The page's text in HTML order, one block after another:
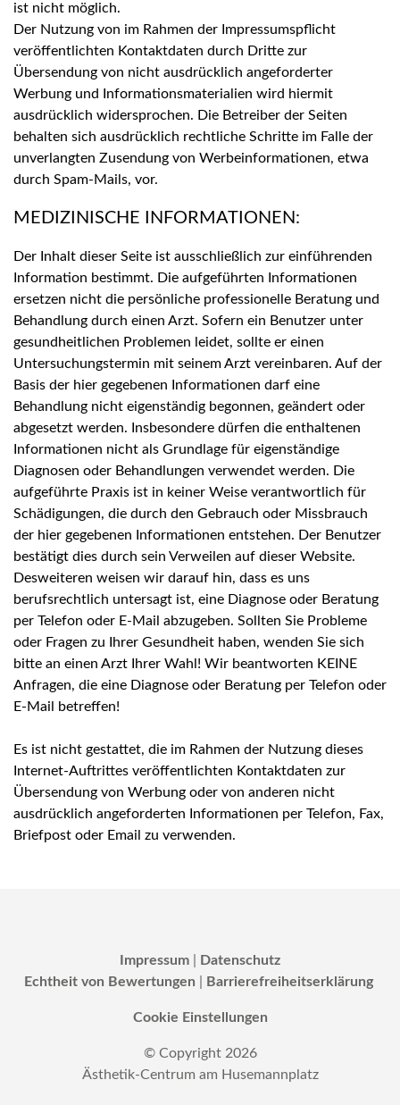
ist nicht möglich.
Der Nutzung von im Rahmen der Impressumspflicht
veröffentlichten Kontaktdaten durch Dritte zur
Übersendung von nicht ausdrücklich angeforderter
Werbung und Informationsmaterialien wird hiermit
ausdrücklich widersprochen. Die Betreiber der Seiten
behalten sich ausdrücklich rechtliche Schritte im Falle der
unverlangten Zusendung von Werbeinformationen, etwa
durch Spam-Mails, vor.
MEDIZINISCHE INFORMATIONEN:
Der Inhalt dieser Seite ist ausschließlich zur einführenden
Information bestimmt. Die aufgeführten Informationen
ersetzen nicht die persönliche professionelle Beratung und
Behandlung durch einen Arzt. Sofern ein Benutzer unter
gesundheitlichen Problemen leidet, sollte er einen
Untersuchungstermin mit seinem Arzt vereinbaren. Auf der
Basis der hier gegebenen Informationen darf eine
Behandlung nicht eigenständig begonnen, geändert oder
abgesetzt werden. Insbesondere dürfen die enthaltenen
Informationen nicht als Grundlage für eigenständige
Diagnosen oder Behandlungen verwendet werden. Die
aufgeführte Praxis ist in keiner Weise verantwortlich für
Schädigungen, die durch den Gebrauch oder Missbrauch
der hier gegebenen Informationen entstehen. Der Benutzer
bestätigt dies durch sein Verweilen auf dieser Website.
Desweiteren weisen wir darauf hin, dass es uns
berufsrechtlich untersagt ist, eine Diagnose oder Beratung
per Telefon oder E-Mail abzugeben. Sollten Sie Probleme
oder Fragen zu Ihrer Gesundheit haben, wenden Sie sich
bitte an einen Arzt Ihrer Wahl! Wir beantworten KEINE
Anfragen, die eine Diagnose oder Beratung per Telefon oder
E-Mail betreffen!
Es ist nicht gestattet, die im Rahmen der Nutzung dieses
Internet-Auftrittes veröffentlichten Kontaktdaten zur
Übersendung von Werbung oder von anderen nicht
ausdrücklich angeforderten Informationen per Telefon, Fax,
Briefpost oder Email zu verwenden.
Impressum
Datenschutz
Echtheit von Bewertungen
Barrierefreiheitserklärung
Cookie Einstellungen
© Copyright 2026
Ästhetik-Centrum am Husemannplatz